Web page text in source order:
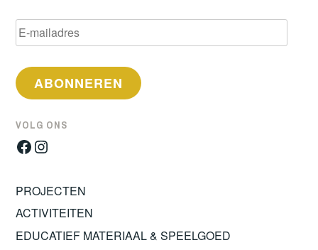
E-
mailadres
ABONNEREN
VOLG ONS
Facebook
Instagram
PROJECTEN
ACTIVITEITEN
EDUCATIEF MATERIAAL & SPEELGOED